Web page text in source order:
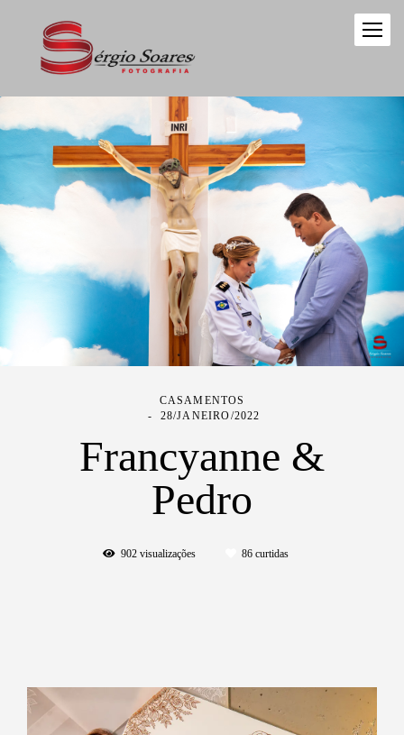
CASAMENTOS
28/JANEIRO/2022
Francyanne &
Pedro
902visualizações 86curtidas